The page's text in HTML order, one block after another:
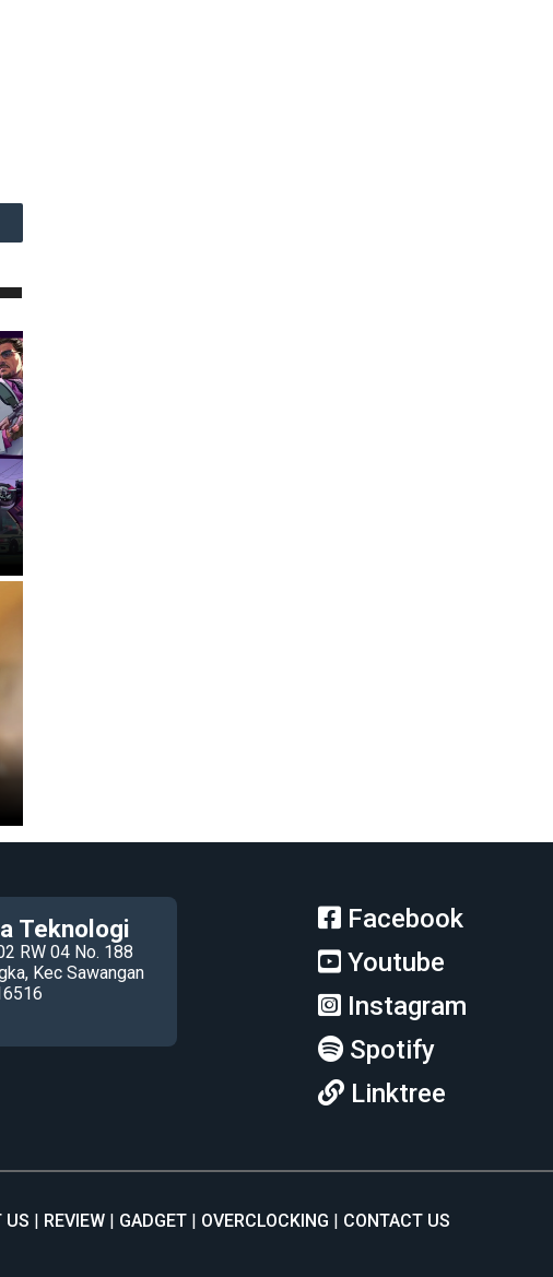
Teknologi
RW 04 No. 188
Kec Sawangan
Facebook
Youtube
Instagram
Spotify
Linktree
US REVIEW GADGET OVERCLOCKING CONTACT US